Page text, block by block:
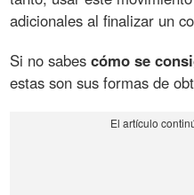
adicionales al finalizar un
Si no sabescómo se
estas son sus formas de